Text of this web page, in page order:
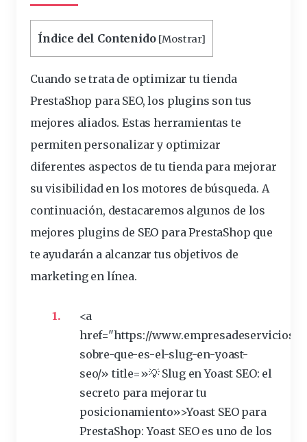
Índice del Contenido [Mostrar]
Cuando se trata de optimizar tu tienda
PrestaShop para SEO, los plugins son tus
mejores aliados. Estas herramientas te
permiten personalizar y optimizar
diferentes aspectos de tu tienda para mejorar
su visibilidad en los motores de búsqueda. A
continuación, destacaremos algunos de los
mejores plugins de SEO para PrestaShop que
te ayudarán a alcanzar tus objetivos de
marketing en línea.
<a
href="https://
sobre-que-es-el-slug-en-yoast-
seo/» title=»💡 Slug en Yoast SEO: el
secreto para mejorar tu
posicionamiento»>Yoast SEO para
PrestaShop: Yoast SEO es uno de los